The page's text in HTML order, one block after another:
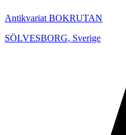
Antikvariat BOKRUTAN
SÖLVESBORG, Sverige